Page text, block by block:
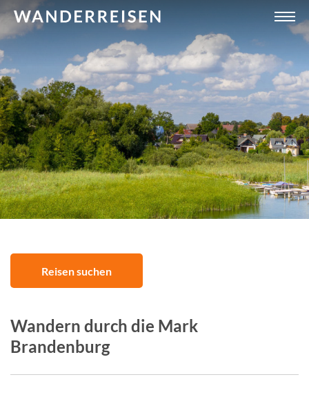
Wandern durch die Mark
Brandenburg
Reisen suchen